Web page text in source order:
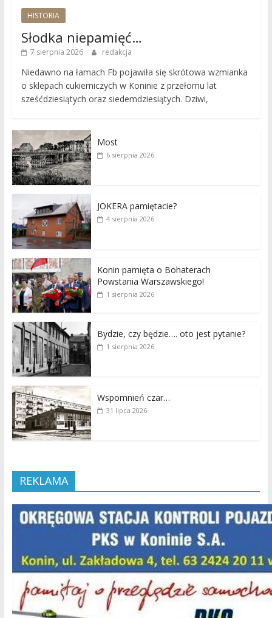
HISTORIA
Słodka niepamięć…
7 sierpnia 2026 redakcja
Niedawno na łamach Fb pojawiła się skrótowa wzmianka
o sklepach cukierniczych w Koninie z przełomu lat
sześćdziesiątych oraz siedemdziesiątych. Dziwi,
Most
6 sierpnia 2026
JOKERA pamiętacie?
4 sierpnia 2026
Konin pamięta o Bohaterach
Powstania Warszawskiego!
1 sierpnia 2026
Bydzie, czy będzie…. oto jest pytanie?
1 sierpnia 2026
Wspomnień czar…
31 lipca 2026
REKLAMA